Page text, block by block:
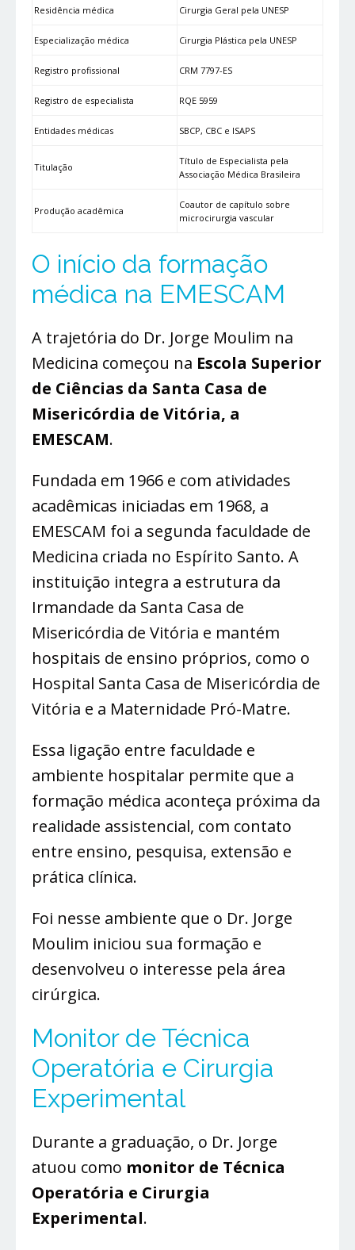
Residência médica Cirurgia Geral pela UNESP
Especialização médica Cirurgia Plástica pela UNESP
Registro profissional CRM 7797-ES
Registro de especialista RQE 5959
Entidades médicas SBCP, CBC e ISAPS
Titulação
Título de Especialista pela
Associação Médica Brasileira
Produção acadêmica
Coautor de capítulo sobre
microcirurgia vascular
O início da formação
médica na EMESCAM
A trajetória do Dr. Jorge Moulim na
Medicina começou na Escola Superior
de Ciências da Santa Casa de
Misericórdia de Vitória, a
EMESCAM.
Fundada em 1966 e com atividades
acadêmicas iniciadas em 1968, a
EMESCAM foi a segunda faculdade de
Medicina criada no Espírito Santo. A
instituição integra a estrutura da
Irmandade da Santa Casa de
Misericórdia de Vitória e mantém
hospitais de ensino próprios, como o
Hospital Santa Casa de Misericórdia de
Vitória e a Maternidade Pró-Matre.
Essa ligação entre faculdade e
ambiente hospitalar permite que a
formação médica aconteça próxima da
realidade assistencial, com contato
entre ensino, pesquisa, extensão e
prática clínica.
Foi nesse ambiente que o Dr. Jorge
Moulim iniciou sua formação e
desenvolveu o interesse pela área
cirúrgica.
Monitor de Técnica
Operatória e Cirurgia
Experimental
Durante a graduação, o Dr. Jorge
atuou como monitor de Técnica
Operatória e Cirurgia
Experimental.